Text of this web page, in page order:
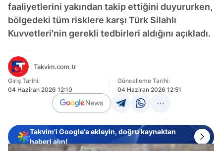
faaliyetlerini yakından takip ettiğini duyururken,
bölgedeki tüm risklere karşı Türk Silahlı
Kuvvetleri'nin gerekli tedbirleri aldığını açıkladı.
Takvim.com.tr
Giriş Tarihi:
04 Haziran 2026 12:10
Güncelleme Tarihi:
04 Haziran 2026 12:51
Takvim'i Google'a ekleyin, doğru kaynaktan
haberi alın!